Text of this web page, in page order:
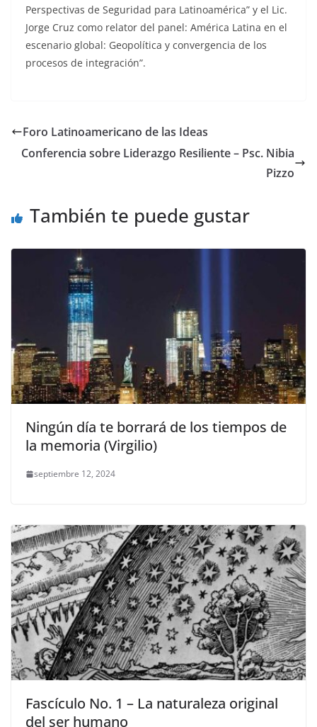
Perspectivas de Seguridad para Latinoamérica” y el Lic.
Jorge Cruz como relator del panel: América Latina en el
escenario global: Geopolítica y convergencia de los
procesos de integración”.
Foro Latinoamericano de las Ideas
Conferencia sobre Liderazgo Resiliente – Psc. Nibia
Pizzo
También te puede gustar
Ningún día te borrará de los tiempos de
la memoria (Virgilio)
septiembre 12, 2024
Fascículo No. 1 – La naturaleza original
del ser humano